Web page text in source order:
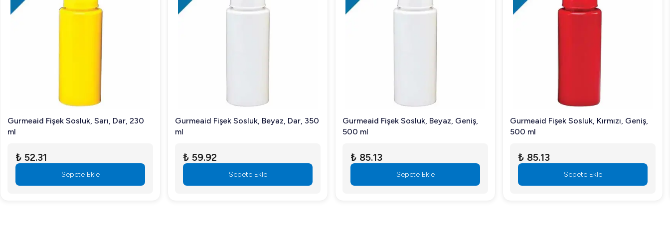
Gurmeaid Fişek Sosluk, Sarı, Dar, 230
ml
₺ 52.31
Sepete Ekle
Gurmeaid Fişek Sosluk, Beyaz, Dar, 350
ml
₺ 59.92
Sepete Ekle
Gurmeaid Fişek Sosluk, Beyaz, Geniş,
500 ml
₺ 85.13
Sepete Ekle
Gurmeaid Fişek Sosluk, Kırmızı, Geniş,
500 ml
₺ 85.13
Sepete Ekle